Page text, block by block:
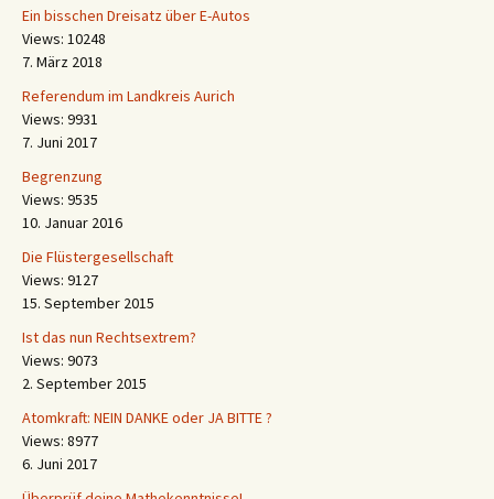
Ein bisschen Dreisatz über E-Autos
Views: 10248
7. März 2018
Referendum im Landkreis Aurich
Views: 9931
7. Juni 2017
Begrenzung
Views: 9535
10. Januar 2016
Die Flüstergesellschaft
Views: 9127
15. September 2015
Ist das nun Rechtsextrem?
Views: 9073
2. September 2015
Atomkraft: NEIN DANKE oder JA BITTE ?
Views: 8977
6. Juni 2017